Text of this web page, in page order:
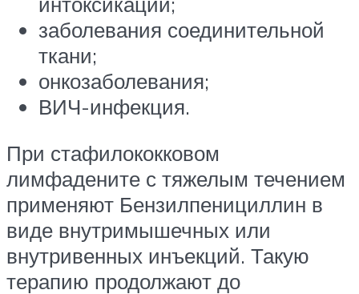
заболевания соединительной
ткани;
онкозаболевания;
ВИЧ-инфекция.
При стафилококковом
лимфадените с тяжелым течением
применяют Бензилпенициллин в
виде внутримышечных или
внутривенных инъекций. Такую
терапию продолжают до